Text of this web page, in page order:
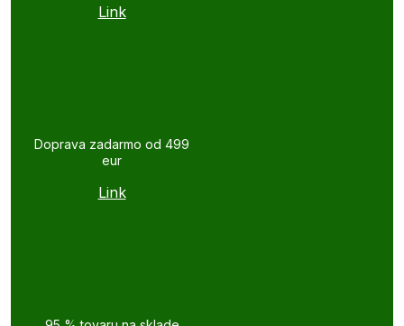
Link
Doprava zadarmo od 499
eur
Link